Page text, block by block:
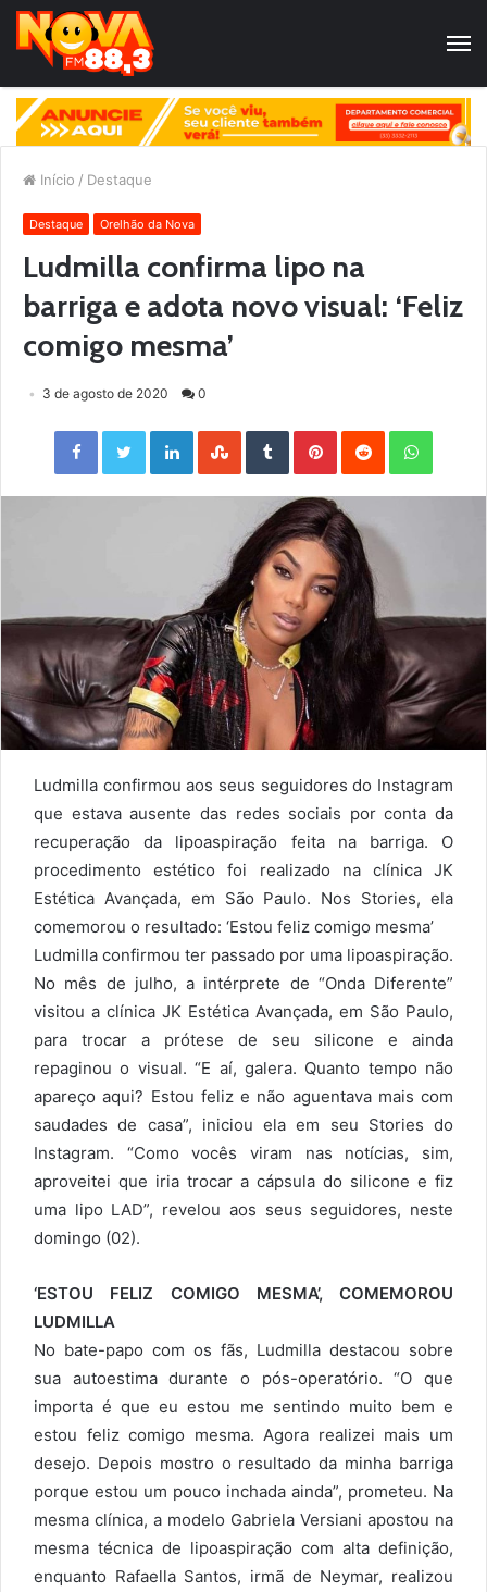
Início / Destaque
Destaque Orelhão da Nova
Ludmilla confirma lipo na
barriga e adota novo visual: ‘Feliz
comigo mesma’
3 de agosto de 2020 0
Facebook Twitter LinkedIn StumbleUpon Tumblr Pinterest Reddit
Ludmilla confirmou aos seus seguidores do Instagram
que estava ausente das redes sociais por conta da
recuperação da lipoaspiração feita na barriga. O
procedimento estético foi realizado na clínica JK
Estética Avançada, em São Paulo. Nos Stories, ela
comemorou o resultado: ‘Estou feliz comigo mesma’
Ludmilla confirmou ter passado por uma lipoaspiração.
No mês de julho, a intérprete de “Onda Diferente”
visitou a clínica JK Estética Avançada, em São Paulo,
para trocar a prótese de seu silicone e ainda
repaginou o visual. “E aí, galera. Quanto tempo não
apareço aqui? Estou feliz e não aguentava mais com
saudades de casa”, iniciou ela em seu Stories do
Instagram. “Como vocês viram nas notícias, sim,
aproveitei que iria trocar a cápsula do silicone e fiz
uma lipo LAD”, revelou aos seus seguidores, neste
domingo (02).
‘ESTOU FELIZ COMIGO MESMA’, COMEMOROU
LUDMILLA
No bate-papo com os fãs, Ludmilla destacou sobre
sua autoestima durante o pós-operatório. “O que
importa é que eu estou me sentindo muito bem e
estou feliz comigo mesma. Agora realizei mais um
desejo. Depois mostro o resultado da minha barriga
porque estou um pouco inchada ainda”, prometeu. Na
mesma clínica, a modelo Gabriela Versiani apostou na
mesma técnica de lipoaspiração com alta definição,
enquanto Rafaella Santos, irmã de Neymar, realizou